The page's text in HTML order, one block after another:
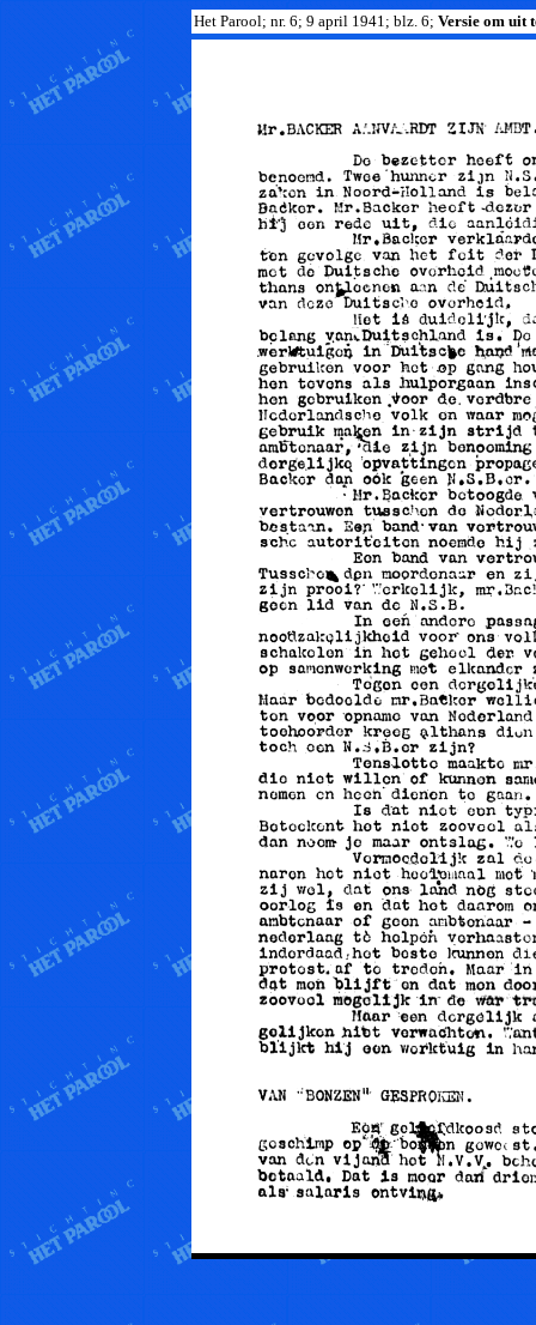
Het Parool; nr. 6; 9 april 1941; blz. 6; Versie om uit